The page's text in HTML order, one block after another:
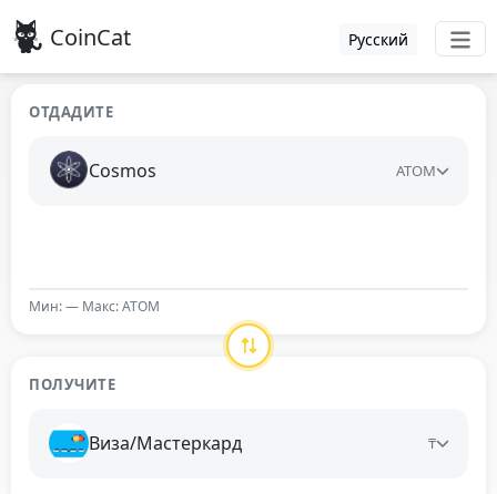
CoinCat Русский
ОТДАДИТЕ
Cosmos ATOM
Мин: — Макс: ATOM
ПОЛУЧИТЕ
Виза/Мастеркард ₸